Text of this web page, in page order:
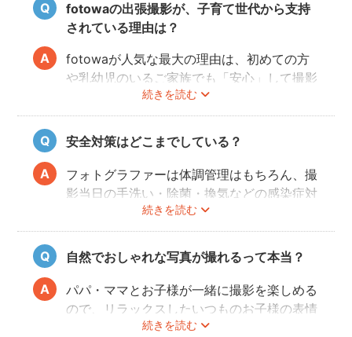
fotowaの出張撮影が、子育て世代から支持
されている理由は？
続きを読む
fotowaが人気な最大の理由は、初めての方
や乳幼児のいるご家族でも「安心」して撮影
を楽しんでいただけることです。
厳しい審査を通過した、赤ちゃん・子どもの
扱いに慣れているパパ・ママ世代のカメラマ
ンが全国に多数在籍。
またどのカメラマンでも指名料は一切ござい
ません。分かりやすい料金体系も人気のポイ
安全対策はどこまでしている？
続きを読む
フォトグラファーは体調管理はもちろん、撮
影当日の手洗い・除菌・換気などの感染症対
策や、熱中症予防に努めます。
また、撮影中はご家族のペースに合わせなが
ら、周囲や足元に危険なものがないか注意を
呼び掛けながら進行しますのでご安心くださ
い。
自然でおしゃれな写真が撮れるって本当？
続きを読む
パパ・ママとお子様が一緒に撮影を楽しめる
ので、リラックスしたいつものお子様の表情
を撮影できます。